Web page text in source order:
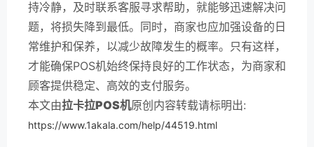
持冷静，及时联系客服寻求帮助，就能够迅速解决问
题，将损失降到最低。同时，商家也应加强设备的日
常维护和保养，以减少故障发生的概率。只有这样，
才能确保POS机始终保持良好的工作状态，为商家和
顾客提供稳定、高效的支付服务。
本文由拉卡拉POS机原创内容转载请标明出:
https://www.1akala.com/help/44519.html